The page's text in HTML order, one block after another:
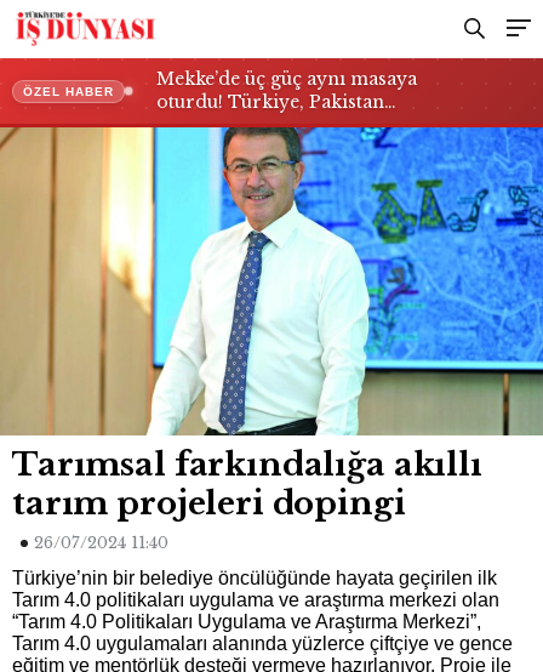
ÖZEL HABER
Mekke’de üç güç aynı masaya
oturdu! Türkiye, Pakistan…
Tarımsal farkındalığa akıllı
tarım projeleri dopingi
26/07/2024 11:40
Türkiye’nin bir belediye öncülüğünde hayata geçirilen ilk
Tarım 4.0 politikaları uygulama ve araştırma merkezi olan
“Tarım 4.0 Politikaları Uygulama ve Araştırma Merkezi”,
Tarım 4.0 uygulamaları alanında yüzlerce çiftçiye ve gence
eğitim ve mentörlük desteği vermeye hazırlanıyor. Proje ile